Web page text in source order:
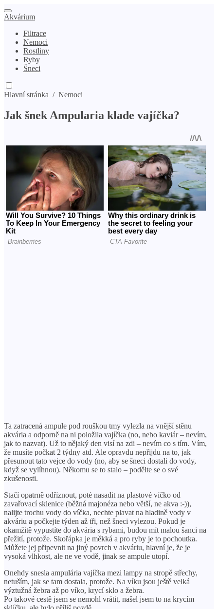
Akvárium
Filtrace
Nemoci
Rostliny
Ryby
Šneci
Hlavní stránka / Nemoci
Jak šnek Ampularia klade vajíčka?
Ta zatracená ampule pod rouškou tmy vylezla na vnější stěnu
akvária a odporně na ni položila vajíčka (no, nebo kaviár – nevím,
jak to nazvat). Už to nějaký den visí na zdi – nevím co s tím. Vím,
že musíte počkat 2 týdny atd. Ale opravdu nepřijdu na to, jak
přesunout tato vejce do vody (no, aby se šneci dostali do vody,
když se vylíhnou). Někomu se to stalo – podělte se o své
zkušenosti.
Stačí opatrně odříznout, poté nasadit na plastové víčko od
zavařovací sklenice (běžná majonéza nebo větší, ne akva :-)),
nalijte trochu vody do víčka, nechte plavat na hladině vody v
akváriu a počkejte týden až tři, než šneci vylezou. Pokud je
okamžitě vypustíte do akvária s rybami, budou mít malou šanci na
přežití, protože. Skořápka je měkká a pro ryby je to pochoutka.
Můžete jej připevnit na jiný povrch v akváriu, hlavní je, že je
vysoká vlhkost, ale ne ve vodě, jinak se ampule utopí.
Onehdy snesla ampulária vajíčka mezi lampy na stropě střechy,
netuším, jak se tam dostala, protože. Na víku jsou ještě velká
výztužná žebra až po víko, krycí sklo a žebra.
Po takové cestě jsem se nemohl vrátit, našel jsem to na krycím